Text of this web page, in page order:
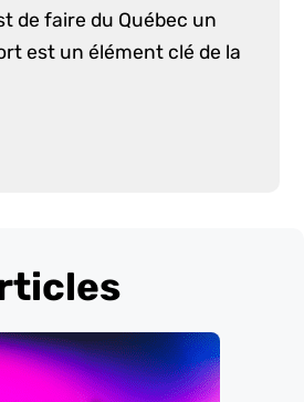
de faire du Québec un
est un élément clé de la